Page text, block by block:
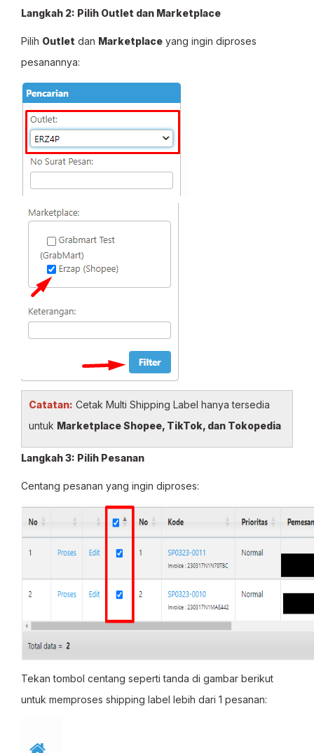
Langkah 2: Pilih Outlet dan Marketplace
Pilih Outlet dan Marketplace yang ingin diproses
pesanannya:
Catatan: Cetak Multi Shipping Label hanya tersedia
untuk Marketplace Shopee, TikTok, dan Tokopedia
Langkah 3: Pilih Pesanan
Centang pesanan yang ingin diproses:
Tekan tombol centang seperti tanda di gambar berikut
untuk memproses shipping label lebih dari 1 pesanan: